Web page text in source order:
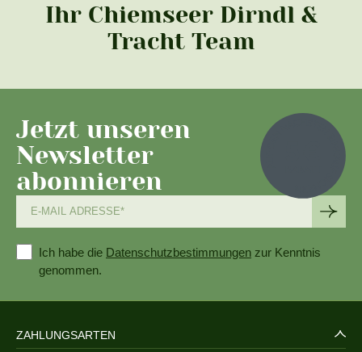
Ihr Chiemseer Dirndl &
Tracht Team
Jetzt unseren
Newsletter
abonnieren
Ich habe die Datenschutzbestimmungen zur Kenntnis
genommen.
ZAHLUNGSARTEN